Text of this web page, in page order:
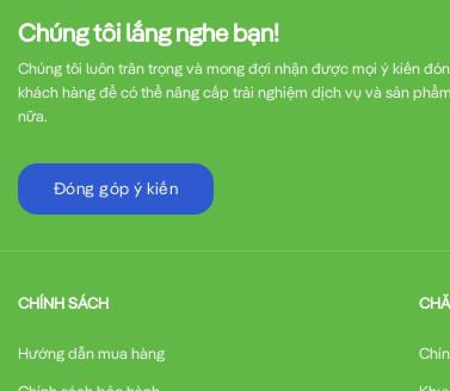
Chúng tôi lắng nghe bạn!
Chúng tôi luôn trân trọng và mong đợi nhận được mọi ý kiến
khách hàng để có thể nâng cấp trải nghiệm dịch vụ và sản
nữa.
Đóng góp ý kiến
CHÍNH SÁCH
Hướng dẫn mua hàng